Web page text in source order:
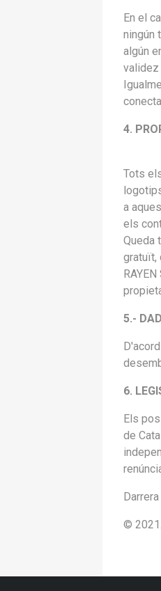
En el
ningún
algún
validez
4.
Tots
a
els
Queda
gratuït,
5.-
6.
Els
de
©